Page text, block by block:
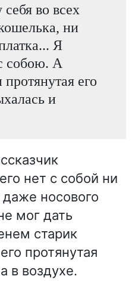
во всех
ни
Я
собою. А
его
и
нет с собой ни
носового
мог дать
старик
протянутая
в воздухе.